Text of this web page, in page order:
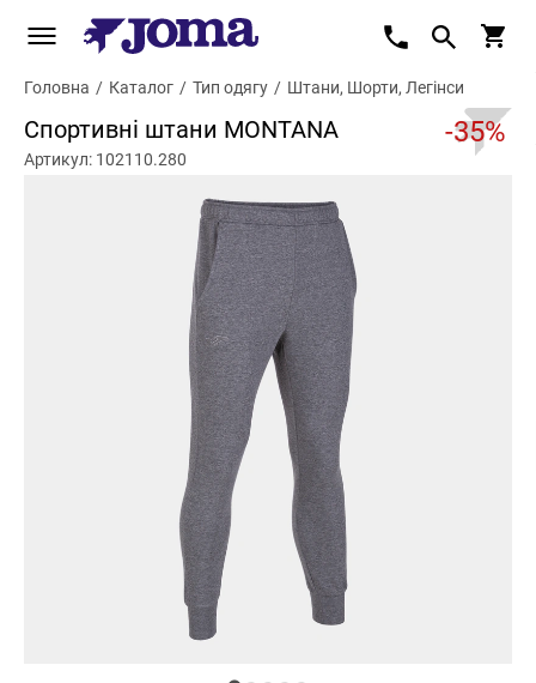
Головна / Каталог / Тип одягу / Штани, Шорти, Легінси
Спортивні штани MONTANA -35%
Артикул: 102110.280